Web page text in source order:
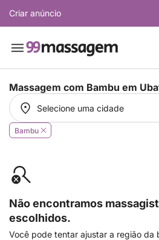
Criar anúncio
Massagem com Bambu em
Selecione uma cidade
Selecione uma cidade
Bambu
Não encontramos
escolhidos.
Você pode tentar ajustar a região da